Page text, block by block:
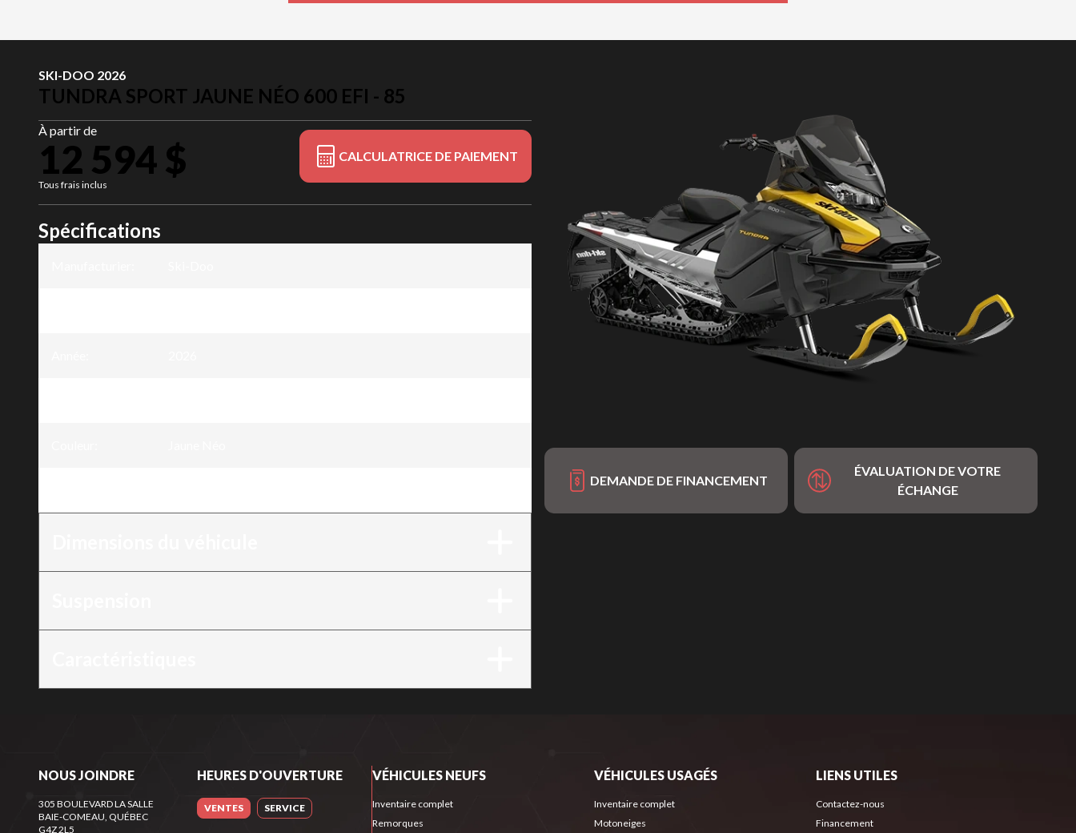
SKI-DOO 2026
TUNDRA SPORT JAUNE NÉO 600 EFI - 85
À partir de
12 594 $
Tous frais inclus
CALCULATRICE DE PAIEMENT
DEMANDE DE FINANCEMENT
ÉVALUATION DE VOTRE
ÉCHANGE
Spécifications
NOUS JOINDRE
305 BOULEVARD LA SALLE
BAIE-COMEAU , QUÉBEC
G4Z 2L5
HEURES D'OUVERTURE
VENTES SERVICE
VÉHICULES NEUFS
Inventaire complet
Remorques
VÉHICULES USAGÉS
Inventaire complet
Motoneiges
LIENS UTILES
Contactez-nous
Financement